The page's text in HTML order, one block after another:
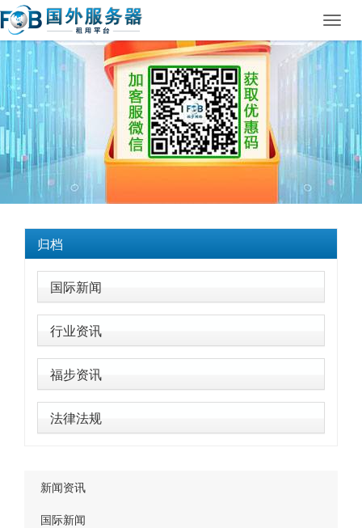
归档
国际新闻
行业资讯
福步资讯
法律法规
新闻资讯
国际新闻